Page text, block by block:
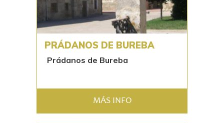
PRÁDANOS DE BUREBA
Prádanos de Bureba
MÁS INFO